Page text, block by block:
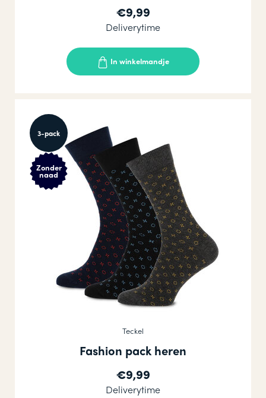
€9,99
Deliverytime
In winkelmandje
3-pack
Zonder
naad
Teckel
Fashion pack heren
€9,99
Deliverytime